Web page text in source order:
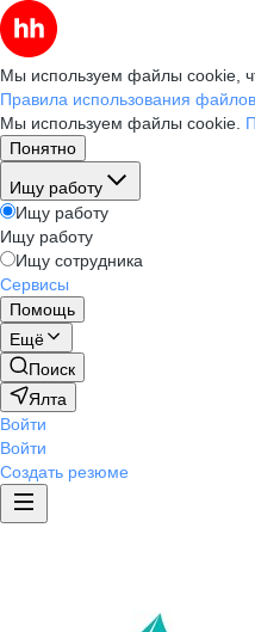
Мы используем файлы cookie,
Правила использования
Мы используем файлы cookie.
Понятно
Ищу работу
Ищу работу
Ищу работу
Ищу сотрудника
Сервисы
Помощь
Ещё
Поиск
Ялта
Войти
Войти
Создать резюме